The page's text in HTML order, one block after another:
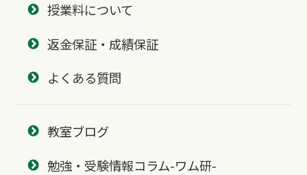
授業料について
返金保証・成績保証
よくある質問
教室ブログ
勉強・受験情報コラム-ワム研-